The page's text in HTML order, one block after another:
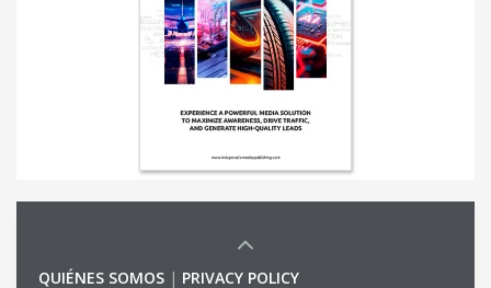
QUIÉNES SOMOS | PRIVACY POLICY